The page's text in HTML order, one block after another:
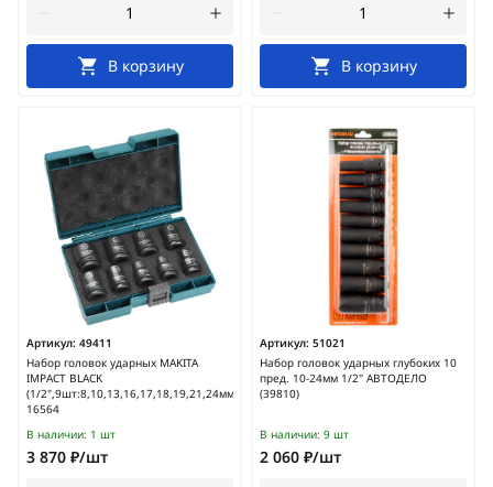
В корзину В корзину
Артикул: 49411
Набор головок ударных MAKITA
IMPACT BLACK
(1/2",9шт:8,10,13,16,17,18,19,21,24мм)/E-
16564
В наличии: 1 шт
3 870 ₽/шт
Артикул: 51021
Набор головок ударных глубоких 10
пред. 10-24мм 1/2" АВТОДЕЛО
(39810)
В наличии: 9 шт
2 060 ₽/шт